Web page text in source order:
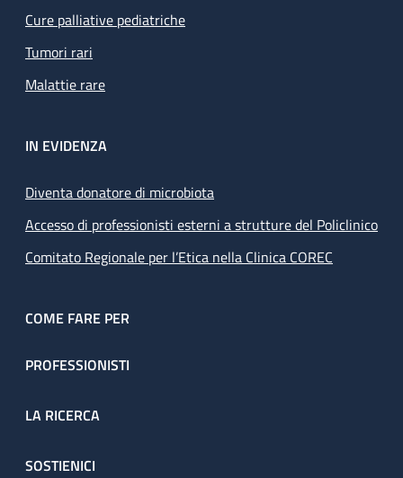
Cure palliative pediatriche
Tumori rari
Malattie rare
IN EVIDENZA
Diventa donatore di microbiota
Accesso di professionisti esterni a strutture del Policlinico
Comitato Regionale per l’Etica nella Clinica COREC
COME FARE PER
PROFESSIONISTI
LA RICERCA
SOSTIENICI